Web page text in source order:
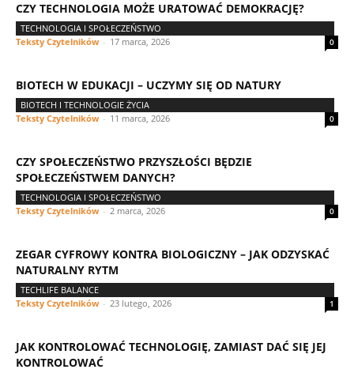
CZY TECHNOLOGIA MOŻE URATOWAĆ DEMOKRACJĘ?
TECHNOLOGIA I SPOŁECZEŃSTWO
Teksty Czytelników - 17 marca, 2026 0
BIOTECH W EDUKACJI – UCZYMY SIĘ OD NATURY
BIOTECH I TECHNOLOGIE ŻYCIA
Teksty Czytelników - 11 marca, 2026 0
CZY SPOŁECZEŃSTWO PRZYSZŁOŚCI BĘDZIE
SPOŁECZEŃSTWEM DANYCH?
TECHNOLOGIA I SPOŁECZEŃSTWO
Teksty Czytelników - 2 marca, 2026 0
ZEGAR CYFROWY KONTRA BIOLOGICZNY – JAK ODZYSKAĆ
NATURALNY RYTM
TECHLIFE BALANCE
Teksty Czytelników - 23 lutego, 2026 1
JAK KONTROLOWAĆ TECHNOLOGIĘ, ZAMIAST DAĆ SIĘ JEJ
KONTROLOWAĆ